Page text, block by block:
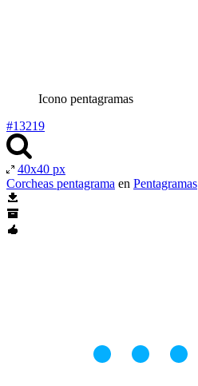
Icono pentagramas
#13219
40x40 px
Corcheas pentagrama en Pentagramas